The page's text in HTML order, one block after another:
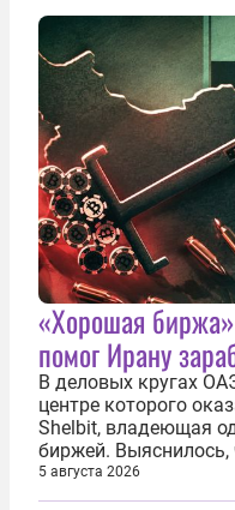
в возрасте 57 лет
«Хорошая
помог Ирану
В деловых кругах
центре которого
Shelbit, владеющая
биржей. Выяснилось,
существования
млрд долларов в
5 августа 2026